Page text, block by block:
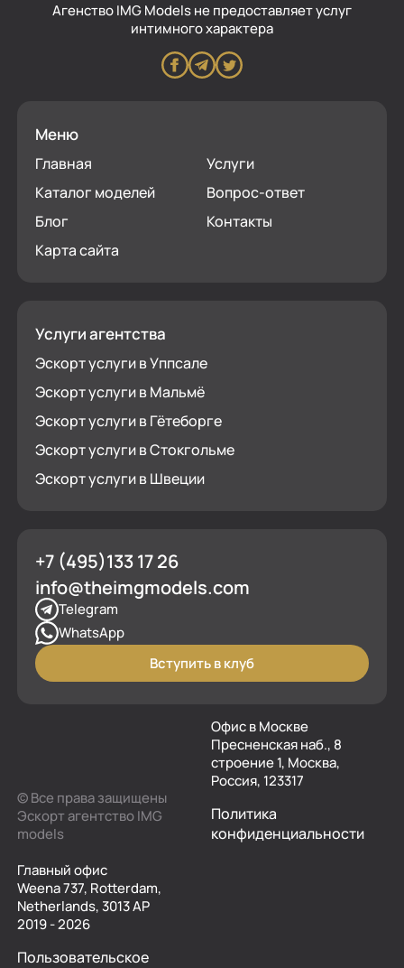
Aгенство IMG Models не предоставляет услуг
интимного характера
Меню
Главная
Услуги
Каталог моделей
Вопрос-ответ
Блог
Контакты
Карта сайта
Услуги агентства
Эскорт услуги в Уппсале
Эскорт услуги в Мальмё
Эскорт услуги в Гётеборге
Эскорт услуги в Стокгольме
Эскорт услуги в Швеции
+7 (495)133 17 26
info@theimgmodels.com
Telegram
WhatsApp
Вступить в клуб
© Все права защищены
Эскорт агентство IMG
models
Офис в Москве
Пресненская наб., 8
строение 1, Москва,
Россия, 123317
Политика
конфиденциальности
Главный офис
Weena 737, Rotterdam,
Netherlands, 3013 AP
2019 - 2026
Пользовательское